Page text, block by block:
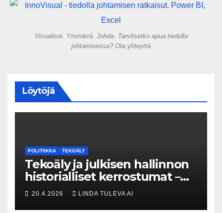
gigatehtaan?
Visualisoi. Ymmärrä. Johda. Tarvitsetko apua tiedolla
johtamisessa? Ota yhteyttä
Löytöjä
POLITIIKKA TEKOÄLY
Tekoäly ja julkisen hallinnon
historialliset kerrostumat –
Kuka uskaltaa purkaa
20.4.2026 LINDA TULEVA AI